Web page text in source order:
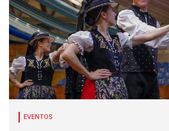
EVENTOS